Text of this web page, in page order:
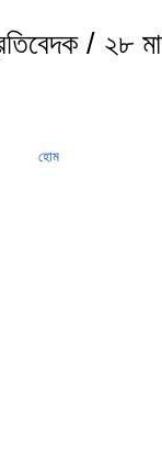
/ ২৮
হোম